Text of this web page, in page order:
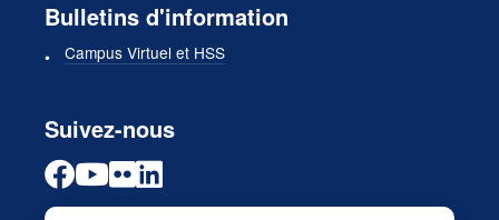
Bulletins d'information
Campus Virtuel et HSS
Suivez-nous